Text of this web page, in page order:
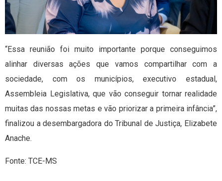
“Essa reunião foi muito importante porque conseguimos
alinhar diversas ações que vamos compartilhar com a
sociedade, com os municípios, executivo estadual,
Assembleia Legislativa, que vão conseguir tornar realidade
muitas das nossas metas e vão priorizar a primeira infância”,
finalizou a desembargadora do Tribunal de Justiça, Elizabete
Anache.
Fonte: TCE-MS